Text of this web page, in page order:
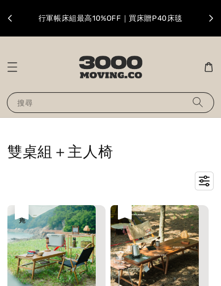
行軍帳床組最高10%OFF｜買床贈P40床毯
搜尋
雙桌組＋主人椅